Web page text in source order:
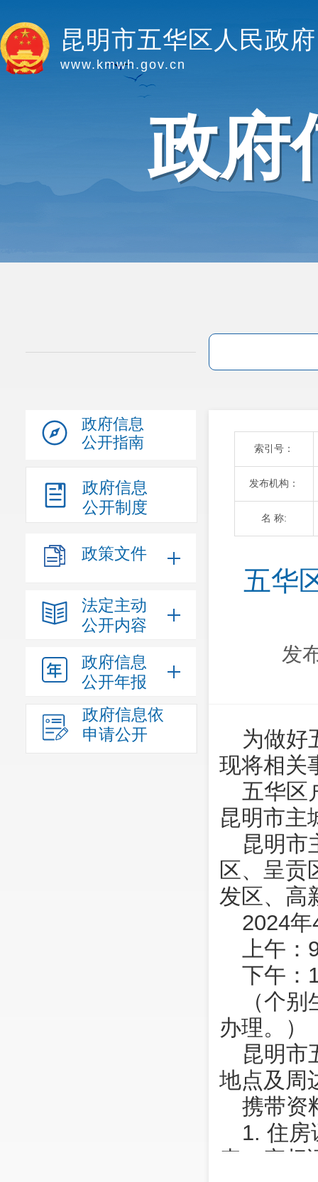
昆明市五华区人民政府
www.kmwh.gov.cn
政府
政府信息
公开指南
政府信息
公开制度
政策文件
法定主动
公开内容
政府信息
公开年报
政府信息依
申请公开
索引号：
发布机构：
名 称:
五华
发
为做好
现将相关
五华区
昆明市主
昆明市
区、呈贡
发区、高
2024
上午：
下午：
（个
办理。）
昆明市
地点及周
携带资
1. 住房
表、产权